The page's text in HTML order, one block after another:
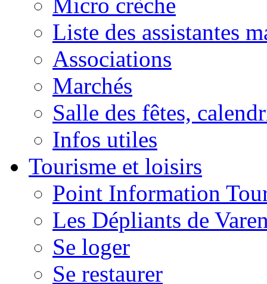
Liste des assistantes
Associations
Marchés
Salle des fêtes,
Infos utiles
Tourisme et loisirs
Point Information
Les Dépliants de
Se loger
Se restaurer